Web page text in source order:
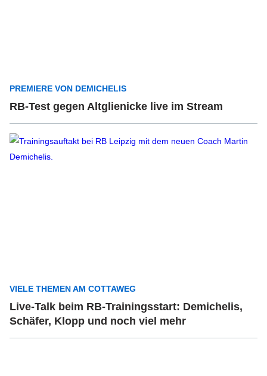
PREMIERE VON DEMICHELIS
RB-Test gegen Altglienicke live im Stream
VIELE THEMEN AM COTTAWEG
Live-Talk beim RB-Trainingsstart: Demichelis,
Schäfer, Klopp und noch viel mehr